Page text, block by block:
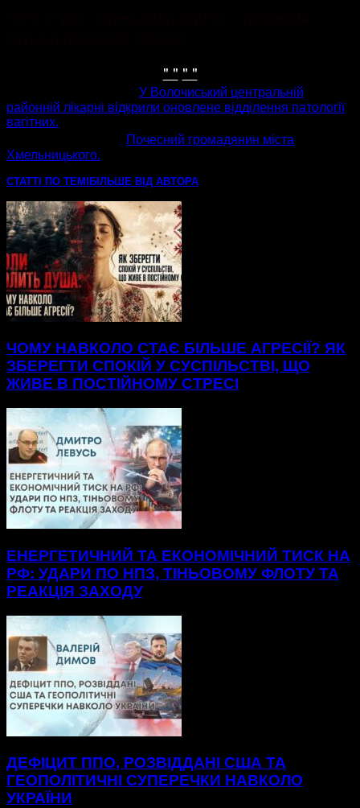
" " " "
У Волочиський центральній
районній лікарні відкрили оновлене відділення патології
вагітних.
Почесний громадянин міста
Хмельницького.
СТАТТІ ПО ТЕМІ БІЛЬШЕ ВІД АВТОРА
ЧОМУ НАВКОЛО СТАЄ БІЛЬШЕ АГРЕСІЇ? ЯК
ЗБЕРЕГТИ СПОКІЙ У СУСПІЛЬСТВІ, ЩО
ЖИВЕ В ПОСТІЙНОМУ СТРЕСІ
ЕНЕРГЕТИЧНИЙ ТА ЕКОНОМІЧНИЙ ТИСК НА
РФ: УДАРИ ПО НПЗ, ТІНЬОВОМУ ФЛОТУ ТА
РЕАКЦІЯ ЗАХОДУ
ДЕФІЦИТ ППО, РОЗВІДДАНІ США ТА
ГЕОПОЛІТИЧНІ СУПЕРЕЧКИ НАВКОЛО
УКРАЇНИ